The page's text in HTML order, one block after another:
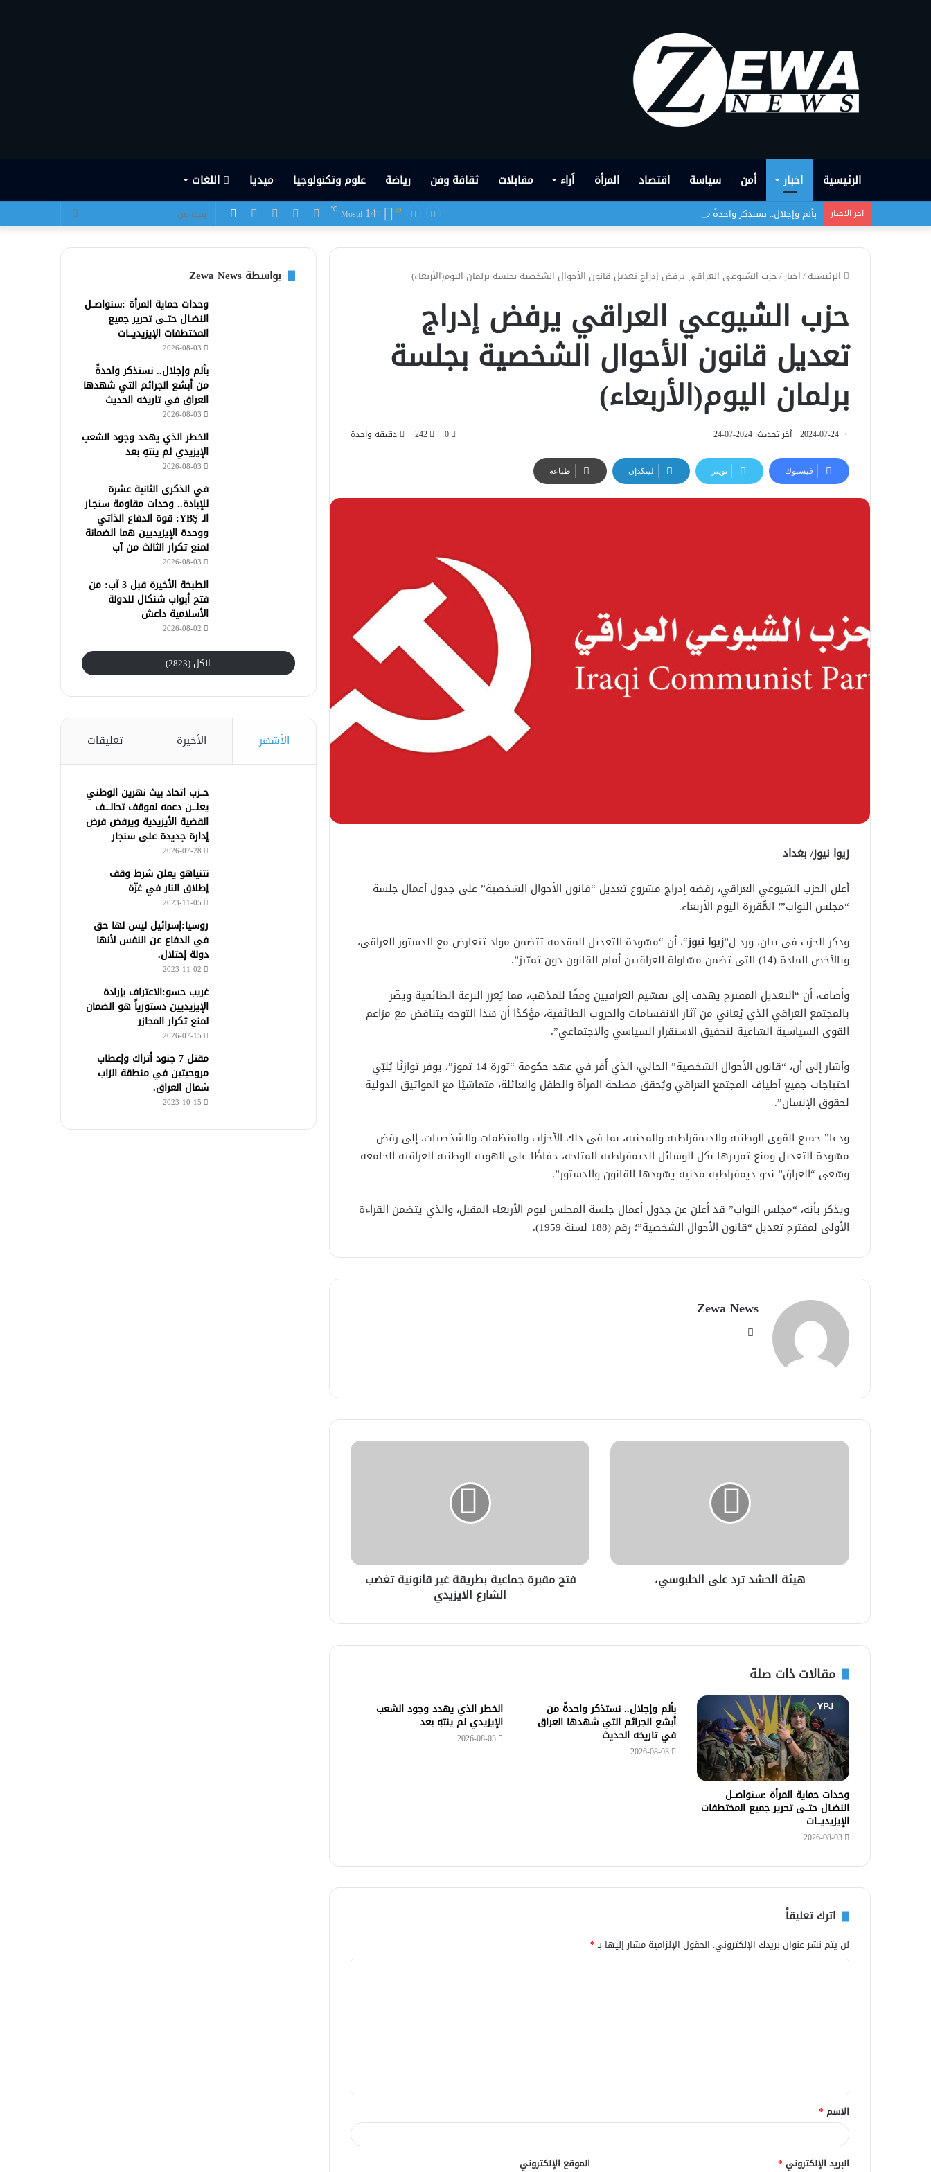
الرئيسية اخبار أمن سياسة اقتصاد المرأة اَراء مقابلات ثقافة وفن رياضة علوم وتكنولوجيا ميديا اللغات
اخر الاخبار بألم وإجلال.. نستذكر واحدةً من أبشع الجرائم التي شهدها العراق في تاريخه الحديث
الوضعانستقرام يوتيوب تويتر
فيسبوك Mosul 14
℃
الرئيسية/اخبار/حزب الشيوعي العراقي يرفض إدراج تعديل قانون الأحوال الشخصية بجلسة برلمان اليوم(الأربعاء)
حزب الشيوعي العراقي يرفض إدراج
تعديل قانون الأحوال الشخصية بجلسة
برلمان اليوم(الأربعاء)
2024-07-24 آخر تحديث: 2024-07-24 0
242 دقيقة واحدة
فيسبوك تويتر لينكدإن طباعة
زيوا نيوز/ بغداد
أعلن الحزب الشيوعي العراقي، رفضه إدراج مشروع تعديل “قانون الأحوال الشخصية” على جدول أعمال جلسة
“مجلس النواب”؛ المُّقررة اليوم الأربعاء.
وذكر الحزب في بيان، ورد ل”زيوا نيوز“، أن “مسّودة التعديل المقدمة تتضمن مواد تتعارض مع الدستور العراقي،
وبالأخص المادة (14) التي تضمن مسّاواة العراقيين أمام القانون دون تميّيز”.
وأضاف، أن “التعديل المقترح يهدف إلى تقسّيم العراقيين وفقًا للمذهب، مما يُعزز النزعة الطائفية ويضّر
بالمجتمع العراقي الذي يُعاني من آثار الانقسامات والحروب الطائفية، مؤكدًا أن هذا التوجه يتناقض مع مزاعم
القوى السياسية السّاعية لتحقيق الاستقرار السياسي والاجتماعي”.
وأشار إلى أن، “قانون الأحوال الشخصية” الحالي، الذي أُقر في عهد حكومة “ثورة 14 تموز”، يوفر توازنًا يُلبّي
احتياجات جميع أطياف المجتمع العراقي ويُحقق مصلحة المرأة والطفل والعائلة، متماشيًا مع المواثيق الدولية
لحقوق الإنسان”.
ودعا” جميع القوى الوطنية والديمقراطية والمدنية، بما في ذلك الأحزاب والمنظمات والشخصيات، إلى رفض
مسّودة التعديل ومنع تمريرها بكل الوسائل الديمقراطية المتاحة، حفاظًا على الهوية الوطنية العراقية الجامعة
وسّعي “العراق” نحو ديمقراطية مدنية يسّودها القانون والدستور”.
ويذكر بأنه، “مجلس النواب” قد أعلن عن جدول أعمال جلسة المجلس ليوم الأربعاء المقبل، والذي يتضمن القراءة
الأولى لمقترح تعديل “قانون الأحوال الشخصية”؛ رقم (188 لسنة 1959).
Zewa News
هيئة الحشد ترد على الحلبوسي، فتح مقبرة جماعية بطريقة غير قانونية تغضب
الشارع الايزيدي
مقالات ذات صلة
وحدات حماية المرأة :سنواصــل
النضـال حتــى تحرير جميع المختطفات
الإيزيديـــات
2026-08-03
بألم وإجلال.. نستذكر واحدةً من
أبشع الجرائم التي شهدها العراق
في تاريخه الحديث
2026-08-03
الخطر الذي يهدد وجود الشعب
الإيزيدي لم ينتهِ بعد
2026-08-03
اترك تعليقاً
لن يتم نشر عنوان بريدك الإلكتروني. الحقول الإلزامية مشار إليها بـ*
ق
*
الاسم *
البريد الإلكتروني * الموقع الإلكتروني
بواسطة Zewa News
وحدات حماية المرأة :سنواصــل
النضـال حتــى تحرير جميع
المختطفات الإيزيديـــات
2026-08-03
بألم وإجلال.. نستذكر واحدةً
من أبشع الجرائم التي شهدها
العراق في تاريخه الحديث
2026-08-03
الخطر الذي يهدد وجود الشعب
الإيزيدي لم ينتهِ بعد
2026-08-03
في الذكرى الثانية عشرة
للإبادة.. وحدات مقاومة سنجـار
الـ YBŞ: قوة الدفاع الذاتي
ووحدة الإيزيديين هما الضمانة
لمنع تكرار الثالث من آب
2026-08-03
الطبخة الأخيرة قبل 3 آب: من
فتح أبواب شنكال للدولة
الأسلامية داعش
2026-08-02
الكل (2823)
الأشهر الأخيرة تعليقات
حــزب اتحاد بيث نهرين الوطني
يعلـــن دعمه لموقف تحالــــف
القضية الأيزيدية ويرفض فرض
إدارة جديدة على سنجار
2026-07-28
نتنياهو يعلن شرط وقف
إطلاق النار في غزّة
2023-11-05
روسيا:إسرائيل ليس لها حق
في الدفاع عن النفس لأنها
دولة إحتلال.
2023-11-02
غريب حسو:الاعتراف بإرادة
الإيزيديين دستورياً هو الضمان
لمنع تكرار المجازر
2026-07-15
مقتل 7 جنود أتراك وإعطاب
مروحيتين في منطقة الزاب
شمال العراق.
2023-10-15